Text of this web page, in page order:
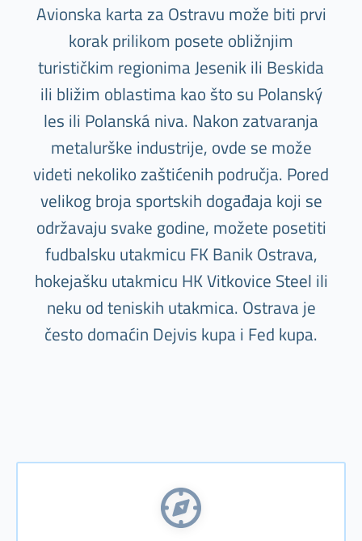
Avionska karta za Ostravu može biti prvi
korak prilikom posete obližnjim
turističkim regionima Jesenik ili Beskida
ili bližim oblastima kao što su Polanský
les ili Polanská niva. Nakon zatvaranja
metalurške industrije, ovde se može
videti nekoliko zaštićenih područja. Pored
velikog broja sportskih događaja koji se
održavaju svake godine, možete posetiti
fudbalsku utakmicu FK Banik Ostrava,
hokejašku utakmicu HK Vitkovice Steel ili
neku od teniskih utakmica. Ostrava je
često domaćin Dejvis kupa i Fed kupa.